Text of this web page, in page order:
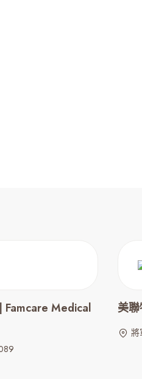
Famcare Medical
美
將